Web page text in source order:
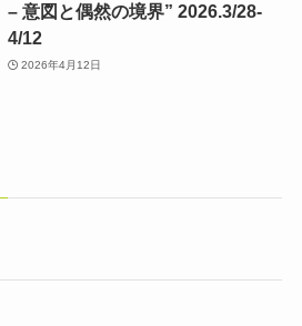
– 意図と偶然の境界” 2026.3/28-
4/12
2026年4月12日